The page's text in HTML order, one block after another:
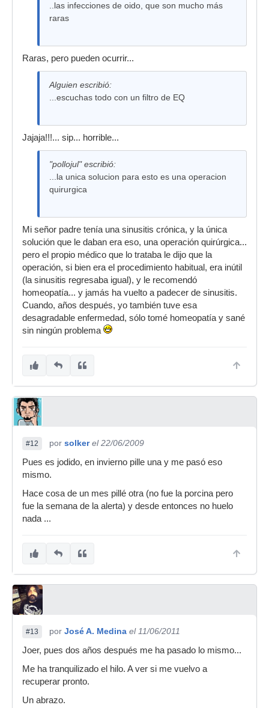
..las infecciones de oido, que son mucho más
raras
Raras, pero pueden ocurrir...
Alguien escribió:
...escuchas todo con un filtro de EQ
Jajaja!!!... sip... horrible...
"pollojul" escribió:
...la unica solucion para esto es una operacion
quirurgica
Mi señor padre tenía una sinusitis crónica, y la única
solución que le daban era eso, una operación quirúrgica...
pero el propio médico que lo trataba le dijo que la
operación, si bien era el procedimiento habitual, era inútil
(la sinusitis regresaba igual), y le recomendó
homeopatía... y jamás ha vuelto a padecer de sinusitis.
Cuando, años después, yo también tuve esa
desagradable enfermedad, sólo tomé homeopatía y sané
sin ningún problema
#12 por solker el 22/06/2009
Pues es jodido, en invierno pille una y me pasó eso
mismo.
Hace cosa de un mes pillé otra (no fue la porcina pero
fue la semana de la alerta) y desde entonces no huelo
nada ...
#13 por José A. Medina el 11/06/2011
Joer, pues dos años después me ha pasado lo mismo...
Me ha tranquilizado el hilo. A ver si me vuelvo a
recuperar pronto.
Un abrazo.